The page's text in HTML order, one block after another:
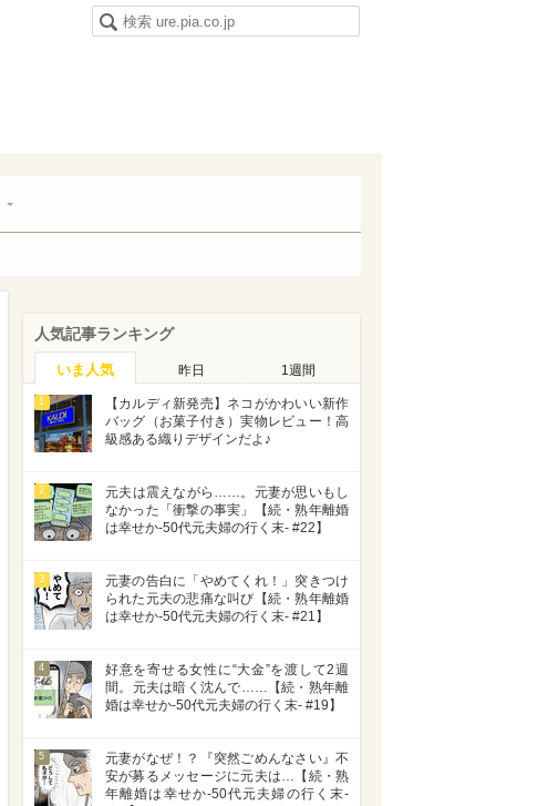
人気記事ランキング
いま人気 昨日 1週間
1
【カルディ新発売】ネコがかわいい新作
バッグ（お菓子付き）実物レビュー！高
級感ある織りデザインだよ♪
2
元夫は震えながら……。元妻が思いもし
なかった「衝撃の事実」【続・熟年離婚
は幸せか-50代元夫婦の行く末- #22】
3
元妻の告白に「やめてくれ！」突きつけ
られた元夫の悲痛な叫び【続・熟年離婚
は幸せか-50代元夫婦の行く末- #21】
4
好意を寄せる女性に“大金”を渡して2週
間。元夫は暗く沈んで……【続・熟年離
婚は幸せか-50代元夫婦の行く末- #19】
5
元妻がなぜ！？『突然ごめんなさい』不
安が募るメッセージに元夫は…【続・熟
年離婚は幸せか-50代元夫婦の行く末-